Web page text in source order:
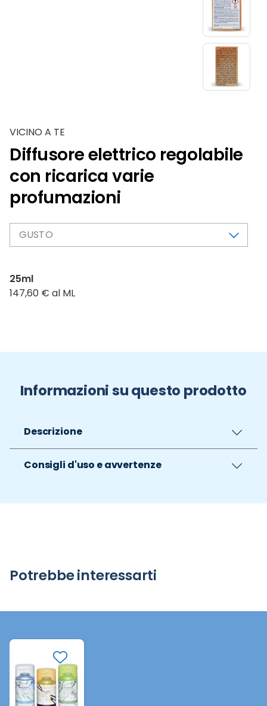
VICINO A TE
Diffusore elettrico regolabile
con ricarica varie
profumazioni
GUSTO
25ml
147,60 € al ML
Informazioni su questo prodotto
Descrizione
Consigli d'uso e avvertenze
Potrebbe interessarti